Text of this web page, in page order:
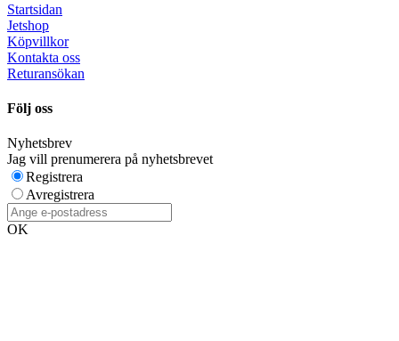
Startsidan
Jetshop
Köpvillkor
Kontakta oss
Returansökan
Följ oss
Nyhetsbrev
Jag vill prenumerera på nyhetsbrevet
Registrera
Avregistrera
OK